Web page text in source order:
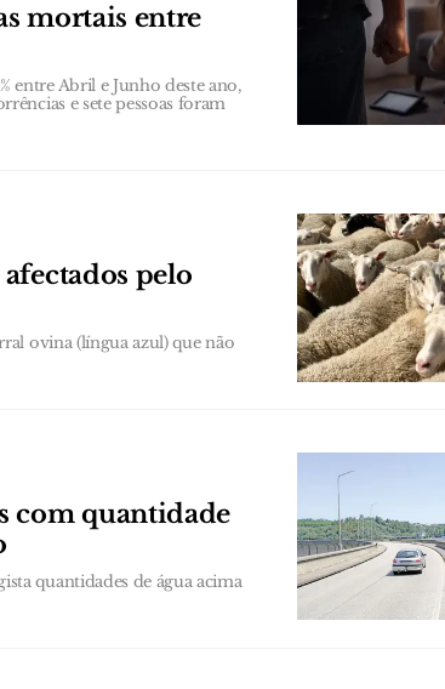
mortais entre
entre Abril e Junho deste ano,
e sete pessoas foram
pelo
ovina (língua azul) que não
com quantidade
quantidades de água acima